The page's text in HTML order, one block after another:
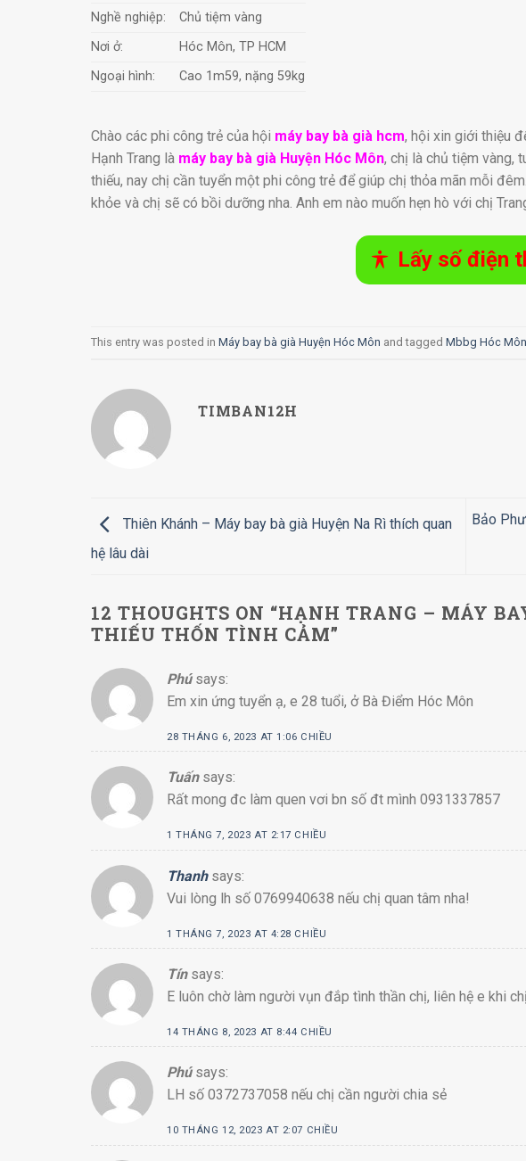
Nghề nghiệp:
Chủ tiệm vàng
Nơi ở:
Hóc Môn, TP HCM
Ngoại hình:
Cao 1m59, nặng 59kg
Chào các phi công trẻ của hội máy bay bà già hcm, hội xin giới thiệu
Hạnh Trang là máy bay bà già Huyện Hóc Môn, chị là chủ tiệm vàng,
thiếu, nay chị cần tuyển một phi công trẻ để giúp chị thỏa mãn mỗi
khỏe và chị sẽ có bồi dưỡng nha. Anh em nào muốn hẹn hò với chị
Lấy số điện
This entry was posted in Máy bay bà già Huyện Hóc Môn and tagged Mbbg Hóc Môn
TIMBAN12H
Thiên Khánh – Máy bay bà già Huyện Na Rì thích quan
hệ lâu dài
Bảo
12 THOUGHTS ON “HẠNH TRANG – MÁY
THIẾU THỐN TÌNH CẢM”
Phú says:
Em xin ứng tuyển ạ, e 28 tuổi, ở Bà Điểm Hóc Môn
28 THÁNG 6, 2023 AT 1:06 CHIỀU
Tuấn says:
Rất mong đc làm quen vơi bn số đt mình 0931337857
1 THÁNG 7, 2023 AT 2:17 CHIỀU
Thanh says:
Vui lòng lh số 0769940638 nếu chị quan tâm nha!
1 THÁNG 7, 2023 AT 4:28 CHIỀU
Tín says:
E luôn chờ làm người vụn đắp tình thần chị, liên hệ e khi
14 THÁNG 8, 2023 AT 8:44 CHIỀU
Phú says:
LH số 0372737058 nếu chị cần người chia sẻ
10 THÁNG 12, 2023 AT 2:07 CHIỀU